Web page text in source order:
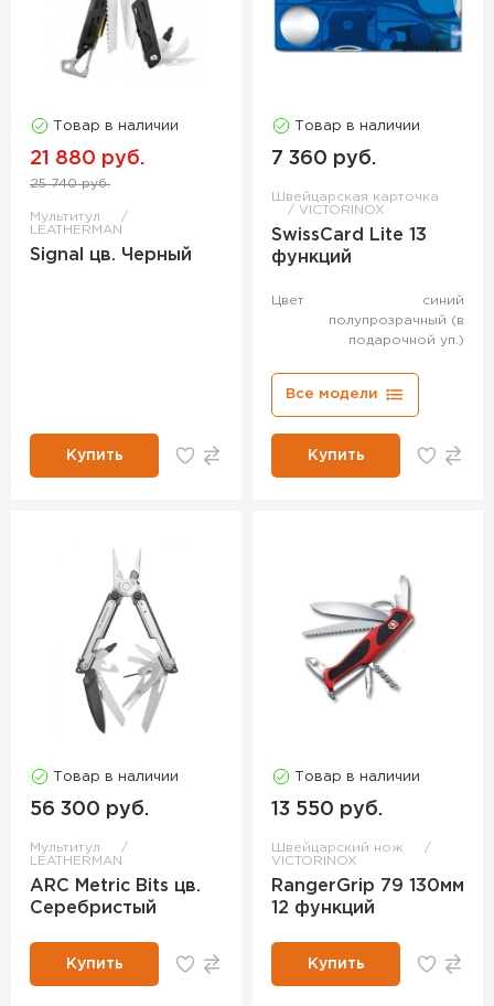
Товар в наличии
21 880 руб.
25 740 руб.
Мультитул
LEATHERMAN
Signal цв. Черный
Купить
Товар в наличии
7 360 руб.
Швейцарская карточка
VICTORINOX
SwissCard Lite 13
функций
Цвет
синий
полупрозрачный (в
подарочной уп.)
Все модели
Купить
Товар в наличии
56 300 руб.
Мультитул
LEATHERMAN
ARC Metric Bits цв.
Серебристый
Купить
Товар в наличии
13 550 руб.
Швейцарский нож
VICTORINOX
RangerGrip 79 130мм
12 функций
Купить